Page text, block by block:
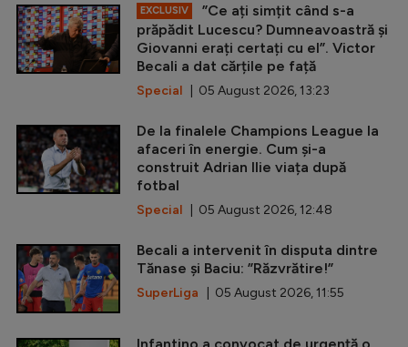
EXCLUSIV
”Ce ați simțit când s-a
prăpădit Lucescu? Dumneavoastră și
Giovanni erați certați cu el”. Victor
Becali a dat cărțile pe față
Special | 05 August 2026, 13:23
De la finalele Champions League la
afaceri în energie. Cum și-a
construit Adrian Ilie viața după
fotbal
Special | 05 August 2026, 12:48
Becali a intervenit în disputa dintre
Tănase și Baciu: ”Răzvrătire!”
SuperLiga | 05 August 2026, 11:55
Infantino a convocat de urgență o